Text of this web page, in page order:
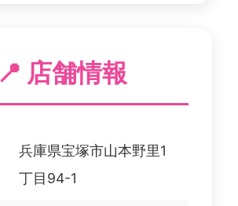
📍 店舗情報
兵庫県宝塚市山本野里1
丁目94-1